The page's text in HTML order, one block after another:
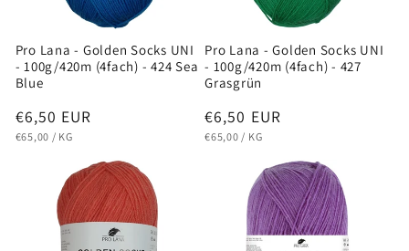
Pro Lana - Golden Socks UNI
- 100g/420m (4fach) - 424 Sea
Blue
Normaler
Preis
€6,50 EUR
GRUNDPREIS
€65,00 / PRO
KG
Pro Lana - Golden Socks UNI
- 100g/420m (4fach) - 427
Grasgrün
Normaler
Preis
€6,50 EUR
GRUNDPREIS
€65,00 / PRO
KG